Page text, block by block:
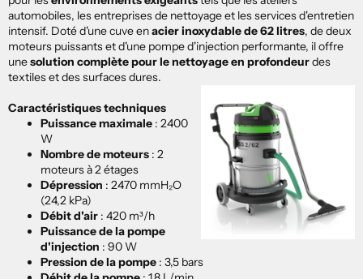
automobiles, les entreprises de nettoyage et les services d'entretien
intensif. Doté d'une cuve enacier inoxydable de 62 litres, de deux
moteurs puissants et d'une pompe d'injection performante, il offre
unesolution complète pour le nettoyage en profondeurdes
textiles et des surfaces dures.
Caractéristiques techniques
Puissance maximale : 2400
W
Nombre de moteurs : 2
moteurs à 2 étages
Dépression : 2470 mmH₂O
(24,2 kPa)
Débit d'air : 420 m³/h
Puissance de la pompe
d'injection : 90 W
Pression de la pompe : 3,5 bars